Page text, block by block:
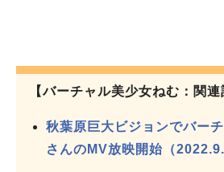
【バーチャル美少女ねむ：関連
秋葉原巨大ビジョンでバー
さんのMV放映開始（